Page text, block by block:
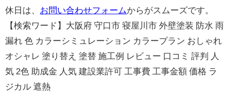
休日は、 お問い合わせフォームからがスムーズです。
【検索ワード】大阪府 守口市 寝屋川市 外壁塗装 防水 雨
漏れ 色 カラーシミュレーション カラープラン おしゃれ
オシャレ 塗り替え 塗替 施工例 レビュー 口コミ 評判 人
気 2色 助成金 人気 建設業許可 工事費 工事金額 価格 ラ
ジカル 遮熱